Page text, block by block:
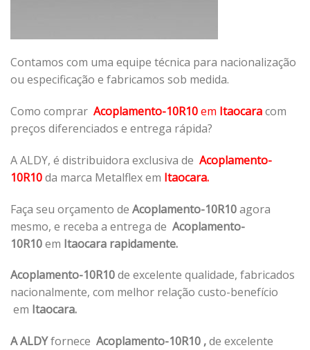
Contamos com uma equipe técnica para nacionalização
ou especificação e fabricamos sob medida.
Como comprar Acoplamento-10R10em Itaocaracom
preços diferenciados e entrega rápida?
A ALDY, é distribuidora exclusiva de Acoplamento-
10R10da marca Metalflex em Itaocara.
Faça seu orçamento de Acoplamento-10R10agora
mesmo, e receba a entrega de Acoplamento-
10R10em Itaocara rapidamente.
Acoplamento-10R10de excelente qualidade, fabricados
nacionalmente, com melhor relação custo-benefício
em Itaocara.
A ALDYfornece Acoplamento-10R10 ,de excelente